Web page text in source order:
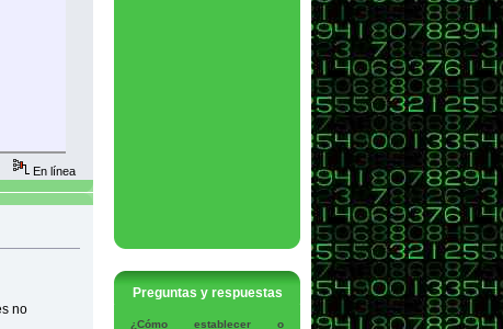
En línea
no
Preguntas y respuestas
¿Cómo establecer o